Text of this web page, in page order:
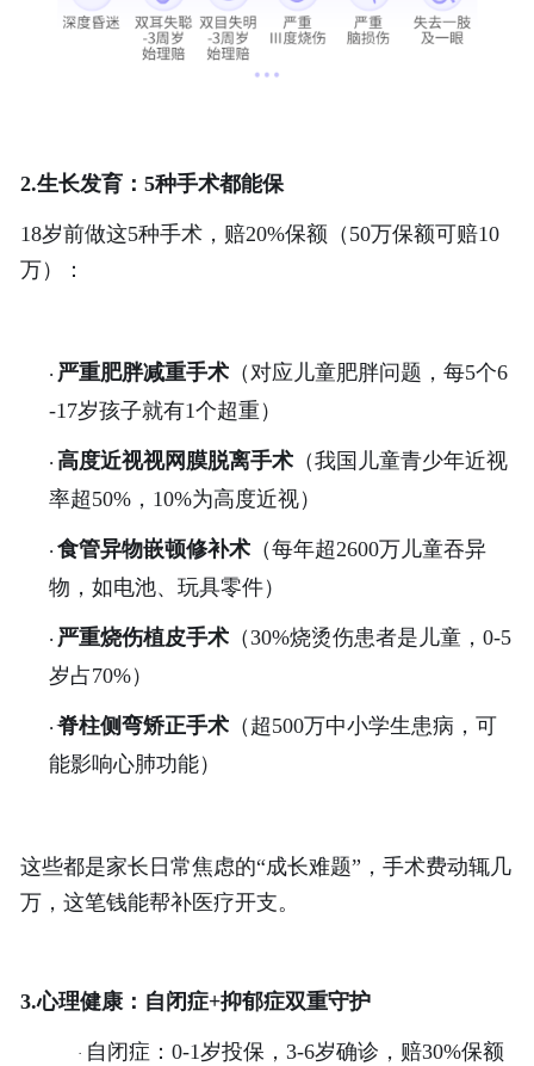
2.生长发育：5种手术都能保
18岁前做这5种手术，赔20%保额（50万保额可赔10
万）：
· 严重肥胖减重手术（对应儿童肥胖问题，每5个6
-17岁孩子就有1个超重）
· 高度近视视网膜脱离手术（我国儿童青少年近视
率超50%，10%为高度近视）
· 食管异物嵌顿修补术（每年超2600万儿童吞异
物，如电池、玩具零件）
· 严重烧伤植皮手术（30%烧烫伤患者是儿童，0-5
岁占70%）
·脊柱侧弯矫正手术（超500万中小学生患病，可
能影响心肺功能）
这些都是家长日常焦虑的“成长难题”，手术费动辄几
万，这笔钱能帮补医疗开支。
3.心理健康：自闭症+抑郁症双重守护
· 自闭症： 0-1岁投保，3-6岁确诊，赔30%保额